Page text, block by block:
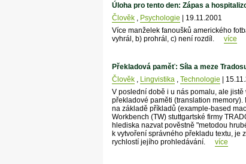
Úloha pro tento den: Zápas a
Člověk, Psychologie | 19.11.2001
Více manželek fanoušků amerického
vyhrál, b) prohrál, c) není rozdíl.
více
Překladová paměť: Síla a meze
Člověk, Lingvistika, Technologie |
V poslední době i u nás pomalu, ale
překladové paměti (translation
na základě příkladů (example-based
Workbench (TW) stuttgartské firmy
hlediska nazvat pověstně "metodou
k vytvoření správného překladu textu, je
rychlostí jejího prohledávání.
více